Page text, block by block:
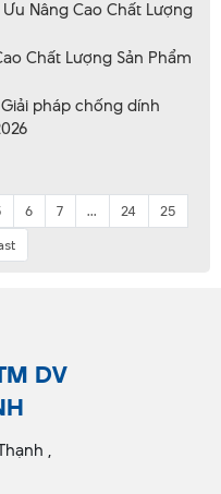
Ưu Nâng Cao Chất Lượng
Chất Lượng Sản Phẩm
pháp chống dính
6 7 ... 24
25
DV
,